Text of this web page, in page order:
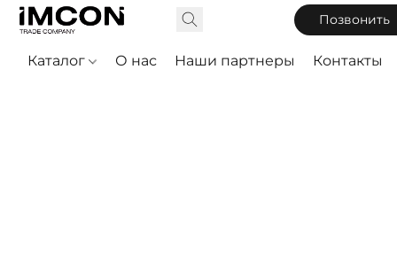
Позвонить
Каталог О нас Наши партнеры Контакты